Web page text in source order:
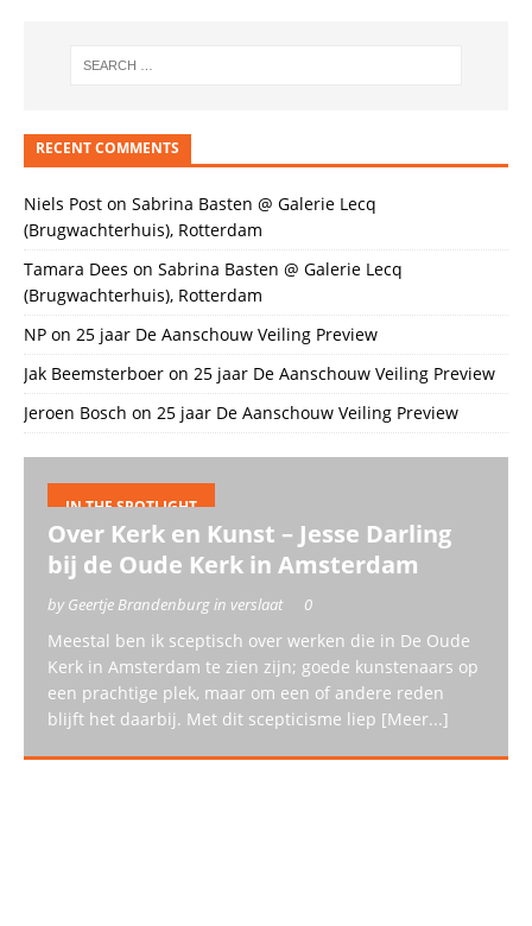
RECENT COMMENTS
Niels Post on Sabrina Basten @ Galerie Lecq
(Brugwachterhuis), Rotterdam
Tamara Dees on Sabrina Basten @ Galerie Lecq
(Brugwachterhuis), Rotterdam
NP on 25 jaar De Aanschouw Veiling Preview
Jak Beemsterboer on 25 jaar De Aanschouw Veiling Preview
Jeroen Bosch on 25 jaar De Aanschouw Veiling Preview
IN THE SPOTLIGHT
Over Kerk en Kunst – Jesse Darling
bij de Oude Kerk in Amsterdam
by Geertje Brandenburg in verslaat 0
Meestal ben ik sceptisch over werken die in De Oude
Kerk in Amsterdam te zien zijn; goede kunstenaars op
een prachtige plek, maar om een of andere reden
blijft het daarbij. Met dit scepticisme liep [Meer...]